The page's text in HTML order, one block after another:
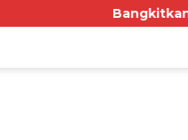
Bangkitkan